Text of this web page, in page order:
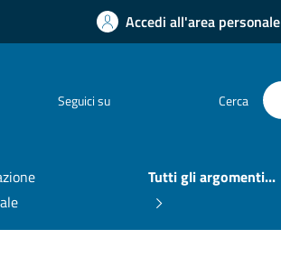
Accedi all'area personale
Seguici su Cerca
Tutti gli argomenti...